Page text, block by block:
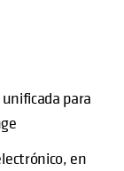
para
en